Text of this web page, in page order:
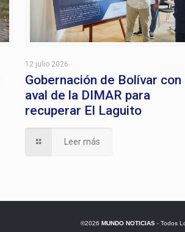
12 julio 2026
Gobernación de Bolívar con
aval de la DIMAR para
recuperar El Laguito
Leer más
©2026 MUNDO NOTICIAS- Todos